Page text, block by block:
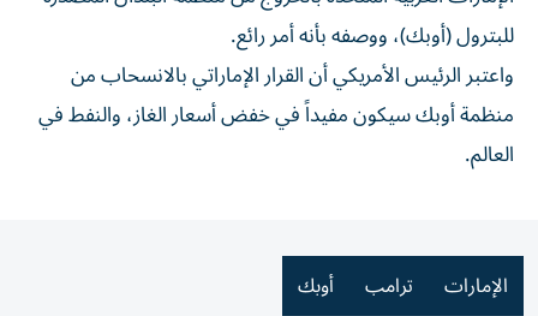
للبترول (أوبك)، ووصفه بأنه ⁠أمر ⁠رائع.
واعتبر الرئيس الأمريكي أن القرار الإماراتي بالانسحاب من
منظمة أوبك سيكون مفيداً في خفض أسعار الغاز، والنفط في
العالم.
الإمارات ترامب أوبك